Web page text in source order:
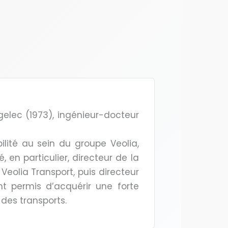
(1973), ingénieur-docteur
au sein du groupe Veolia,
en particulier, directeur de la
Transport, puis directeur
permis d’acquérir une forte
transports.